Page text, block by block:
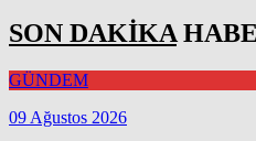
SON DAKİKA
GÜNDEM
09 Ağustos 2026